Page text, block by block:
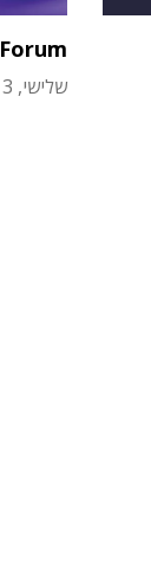
שלישי, 13 באוקטובר 2026